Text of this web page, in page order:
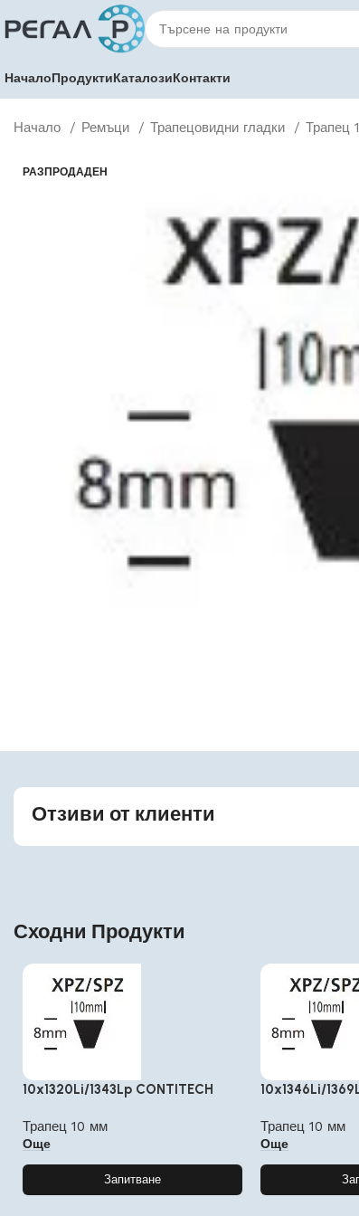
НачалоПродуктиКаталозиКонтакти
Начало Ремъци Трапецовидни гладки Трапец
РАЗПРОДАДЕН
Отзиви от клиенти
Сходни Продукти
10x1320Li/1343Lp CONTITECH
Трапец 10 мм
Още
Запитване
10x1346Li/
Трапец 10 мм
Още